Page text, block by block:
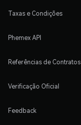
Taxas e Condições
Phemex API
Referências de Contratos
Verificação Oficial
Feedback